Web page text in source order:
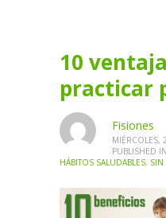
10
practicar
Fisiones
MIÉRCOLES,
PUBLISHED IN
HÁBITOS SALUDABLES, SIN